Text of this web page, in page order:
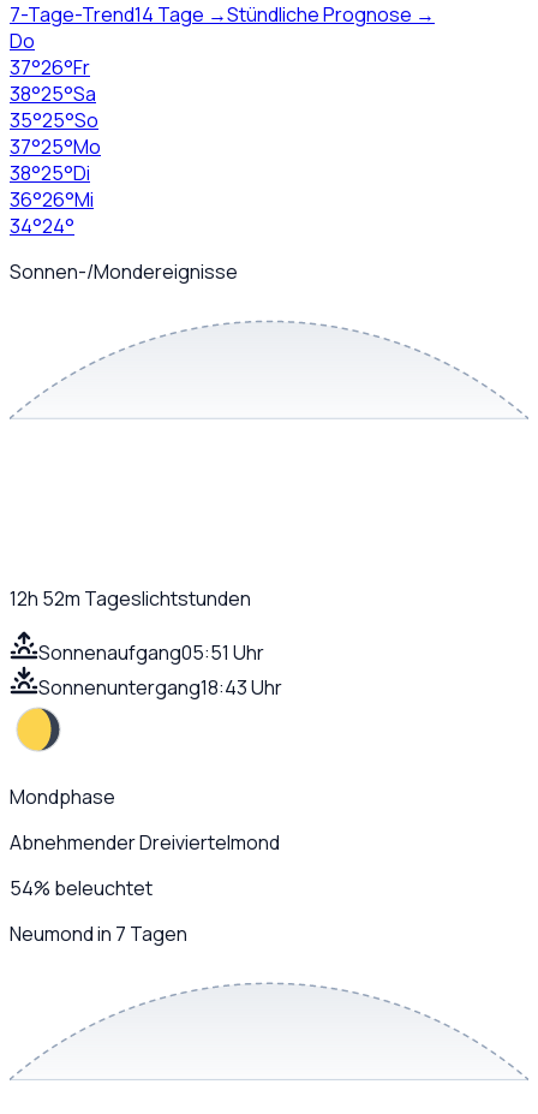
7-Tage-Trend14 Tage →Stündliche Prognose →
Do
37°26°Fr
38°25°Sa
35°25°So
37°25°Mo
38°25°Di
36°26°Mi
34°24°
Sonnen-/Mondereignisse
12h 52m Tageslichtstunden
Sonnenaufgang05:51 Uhr
Sonnenuntergang18:43 Uhr
Mondphase
Abnehmender Dreiviertelmond
54% beleuchtet
Neumond in 7 Tagen